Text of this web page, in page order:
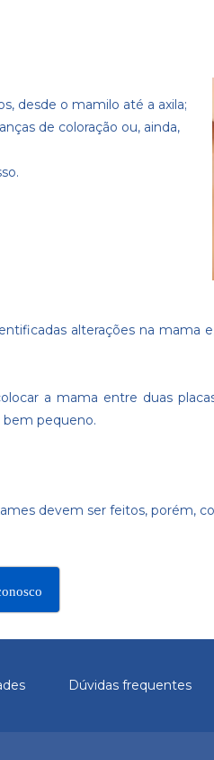
desde o mamilo até a axila;
de coloração ou, ainda,
alterações na mama
a mama entre duas
bem pequeno.
devem ser feitos, porém,
Dúvidas frequentes